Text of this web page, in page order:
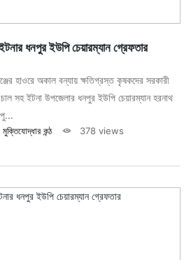
ধনপুর ইউপি চেয়ারম্যান গ্রেফতার
হাওরে অকাল বন্যায় ক্ষতিগ্রস্ত কৃষকদের সরকারী
সহ ইটনা উপজেলার ধনপুর ইউপি চেয়ারম্যান হরনাথ
পু...
মুক্তিযোদ্ধার কন্ঠ 378 views